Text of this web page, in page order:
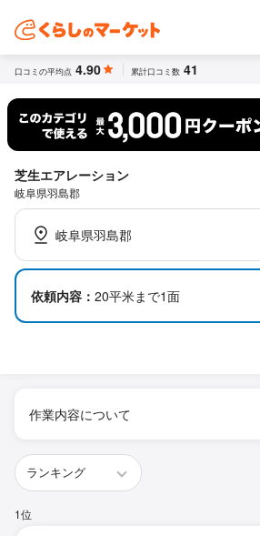
口コミの平均点 4.90 累計口コミ数 41
芝生エアレーション
岐阜県羽島郡
岐阜県羽島郡
依頼内容： 20平米まで1面
作業内容について
1位